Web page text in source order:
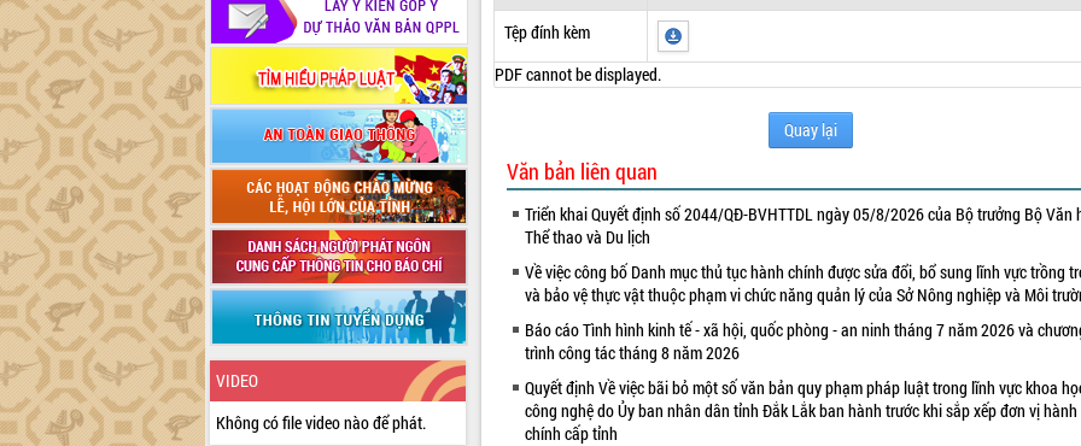
VIDEO
Không có file video nào để phát.
Tệp đính kèm
PDF cannot be displayed.
Quay lại
Văn bản liên quan
Triển khai Quyết định số 2044/QĐ-BVHTTDL ngày 05/8/2026 của Bộ trưởng Bộ Văn
Thể thao và Du lịch
Về việc công bố Danh mục thủ tục hành chính được sửa đổi, bổ sung lĩnh vực trồng
và bảo vệ thực vật thuộc phạm vi chức năng quản lý của Sở Nông nghiệp và Môi
Báo cáo Tình hình kinh tế - xã hội, quốc phòng - an ninh tháng 7 năm 2026 và
trình công tác tháng 8 năm 2026
Quyết định Về việc bãi bỏ một số văn bản quy phạm pháp luật trong lĩnh vực khoa
công nghệ do Ủy ban nhân dân tỉnh Đắk Lắk ban hành trước khi sắp xếp đơn vị hành
chính cấp tỉnh